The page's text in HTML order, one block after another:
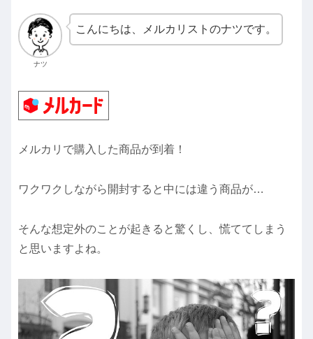
ナツ
こんにちは、メルカリストのナツです。
メルカリで購入した商品が到着！
ワクワクしながら開封すると中には違う商品が…
そんな想定外のことが起きると驚くし、慌ててしまう
と思いますよね。